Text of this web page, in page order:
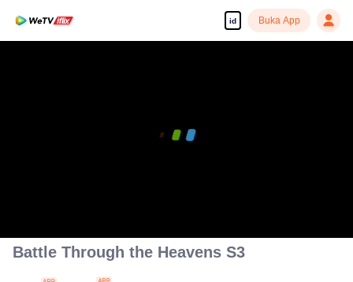
id Buka App
Battle Through the Heavens S3